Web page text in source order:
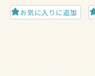
お気に入りに追加